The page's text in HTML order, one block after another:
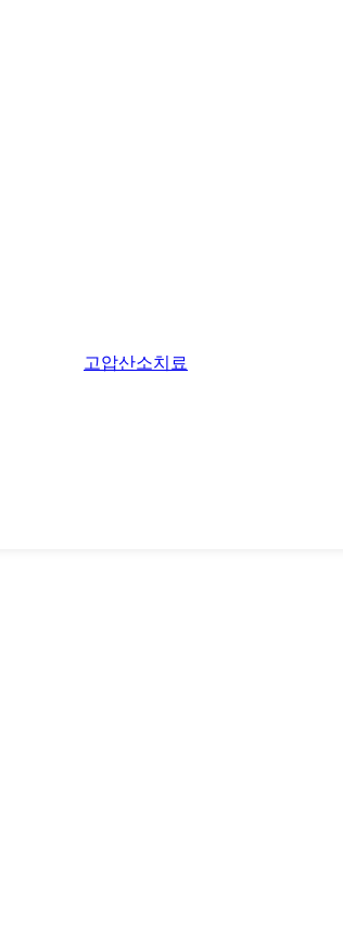
고압산소치료